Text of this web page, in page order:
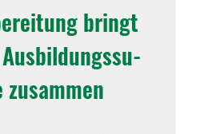
bringt
zusammen